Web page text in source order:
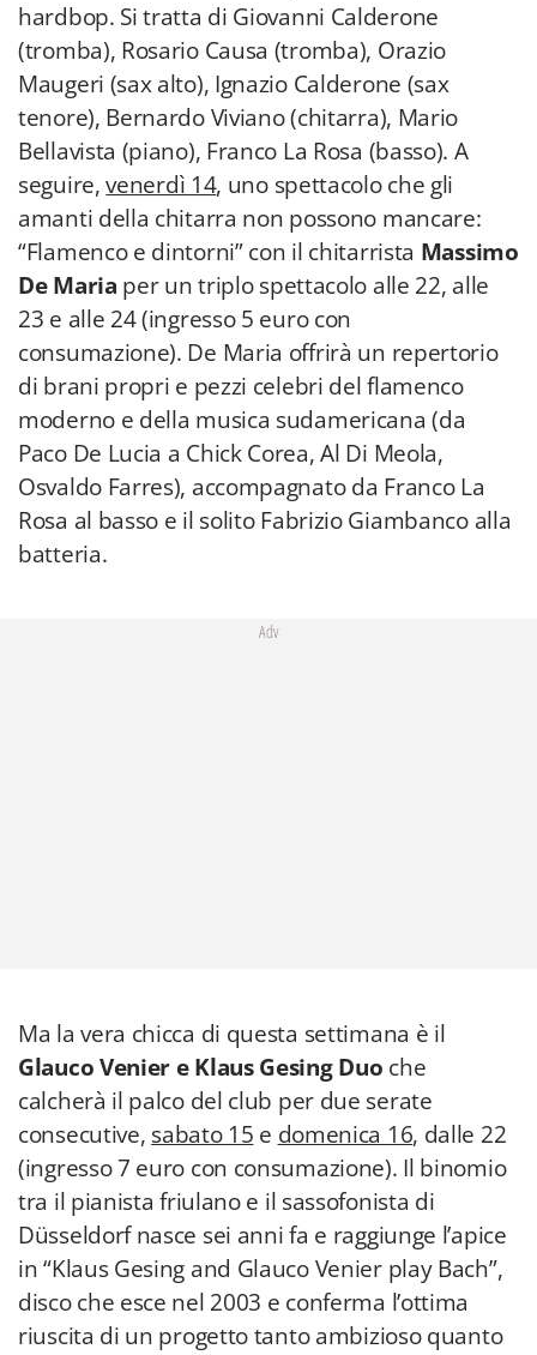
hardbop. Si tratta di Giovanni Calderone
(tromba), Rosario Causa (tromba), Orazio
Maugeri (sax alto), Ignazio Calderone (sax
tenore), Bernardo Viviano (chitarra), Mario
Bellavista (piano), Franco La Rosa (basso). A
seguire,venerdì 14, uno spettacolo che gli
amanti della chitarra non possono mancare:
“Flamenco e dintorni” con il chitarrista Massimo
De Maria per un triplo spettacolo alle 22, alle
23 e alle 24 (ingresso 5 euro con
consumazione). De Maria offrirà un repertorio
di brani propri e pezzi celebri del flamenco
moderno e della musica sudamericana (da
Paco De Lucia a Chick Corea, Al Di Meola,
Osvaldo Farres), accompagnato da Franco La
Rosa al basso e il solito Fabrizio Giambanco alla
batteria.
Adv
Ma la vera chicca di questa settimana è il
Glauco Venier e Klaus Gesing Duo che
calcherà il palco del club per due serate
consecutive, sabato 15 e domenica 16, dalle 22
(ingresso 7 euro con consumazione). Il binomio
tra il pianista friulano e il sassofonista di
Düsseldorf nasce sei anni fa e raggiunge l’apice
in “Klaus Gesing and Glauco Venier play Bach”,
disco che esce nel 2003 e conferma l’ottima
riuscita di un progetto tanto ambizioso quanto